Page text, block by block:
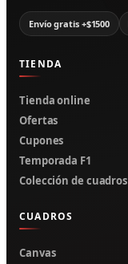
Envío gratis +$1500
TIENDA
Tienda online
Ofertas
Cupones
Temporada F1
Colección de cuadros
CUADROS
Canvas